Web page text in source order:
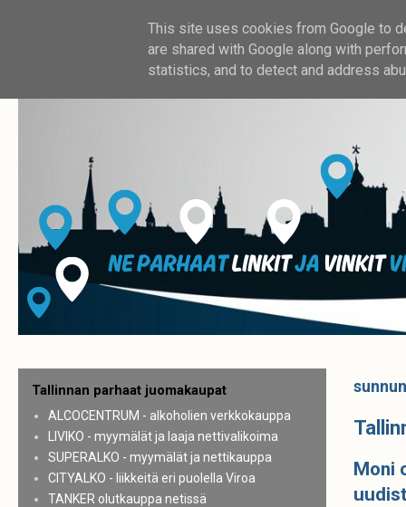
Moni
Tallinnan parhaat juomakaupat
ALCOCENTRUM - alkoholien verkkokauppa
LIVIKO - myymälät ja laaja nettivalikoima
SUPERALKO - myymälät ja nettikauppa
CITYALKO - liikkeitä eri puolella Viroa
TANKER olutkauppa netissä
This site uses cookies from Google to
are shared with Google along with
statistics, and to detect and address